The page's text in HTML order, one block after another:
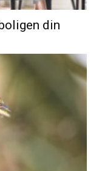
din